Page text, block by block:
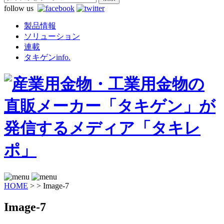
follow us
製品情報
ソリューション
連載
タキゲンinfo.
HOME > > Image-7
Image-7